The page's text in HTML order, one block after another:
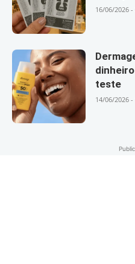
16/06/2026 -
teste
14/06/2026 -